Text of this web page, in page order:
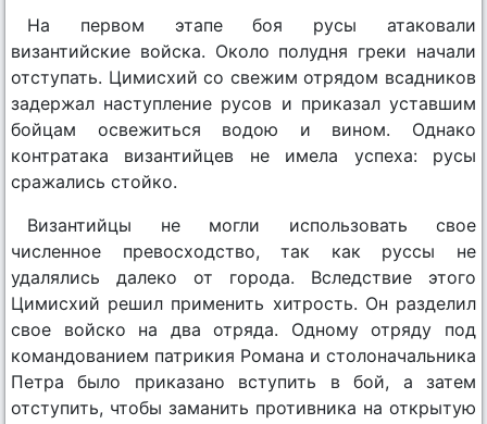
На первом этапе боя русы атаковали
византийские войска. Около полудня греки начали
отступать. Цимисхий со свежим отрядом всадников
задержал наступление русов и приказал уставшим
бойцам освежиться водою и вином. Однако
контратака византийцев не имела успеха: русы
сражались стойко.
Византийцы не могли использовать свое
численное превосходство, так как руссы не
удалялись далеко от города. Вследствие этого
Цимисхий решил применить хитрость. Он разделил
свое войско на два отряда. Одному отряду под
командованием патрикия Романа и столоначальника
Петра было приказано вступить в бой, а затем
отступить, чтобы заманить противника на открытую